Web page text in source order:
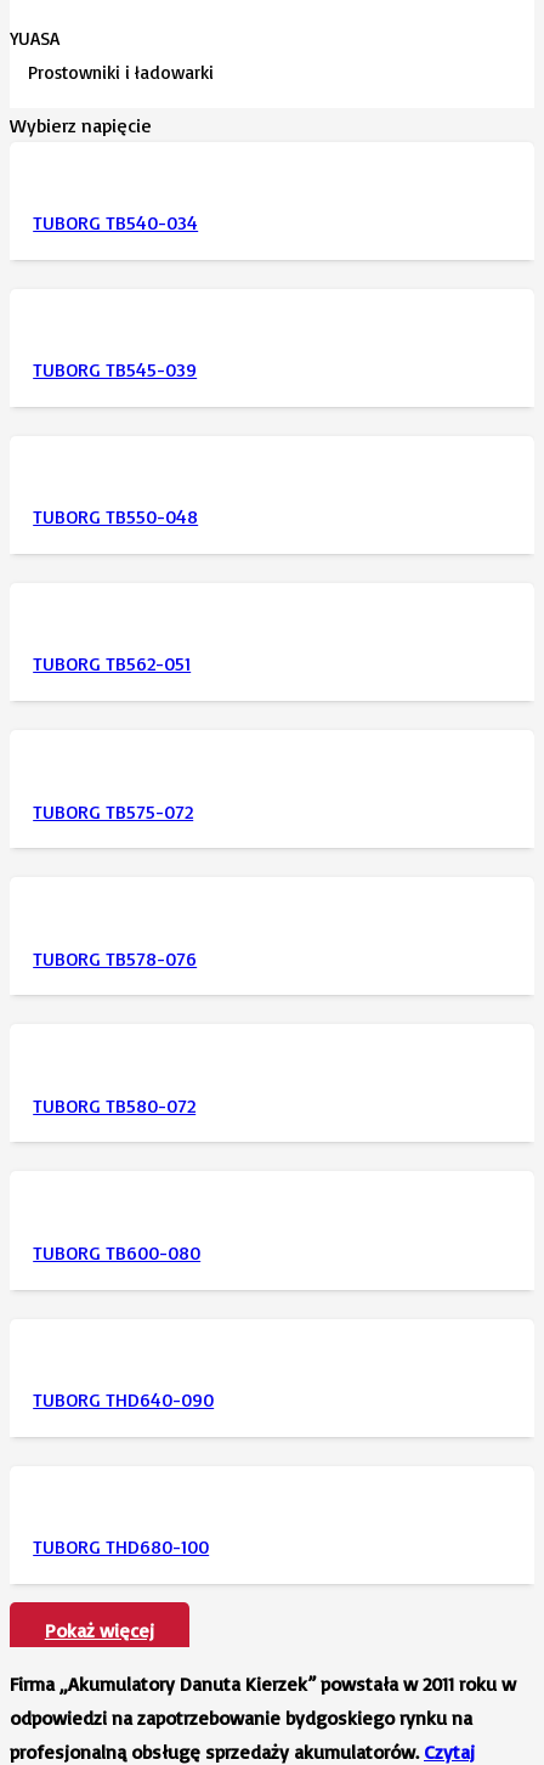
YUASA
Prostowniki i ładowarki
Wybierz napięcie
TUBORG TB540-034
TUBORG TB545-039
TUBORG TB550-048
TUBORG TB562-051
TUBORG TB575-072
TUBORG TB578-076
TUBORG TB580-072
TUBORG TB600-080
TUBORG THD640-090
TUBORG THD680-100
Pokaż więcej
Firma „Akumulatory Danuta Kierzek” powstała w 2011 roku w
odpowiedzi na zapotrzebowanie bydgoskiego rynku na
profesjonalną obsługę sprzedaży akumulatorów. Czytaj